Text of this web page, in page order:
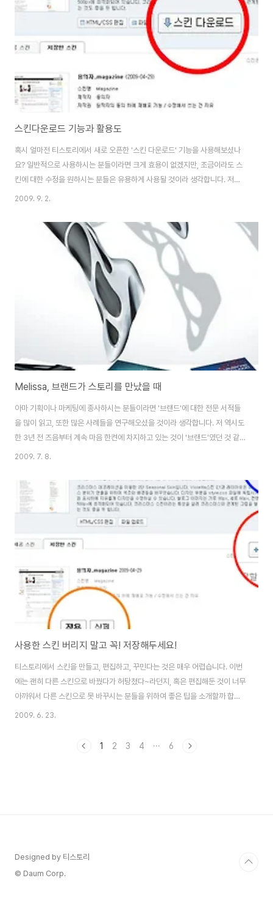
인 변화를 시작으로 앞으로 위치를 중심으로 한 다양한 활용도나 확장성을 고
스킨다운로드 기능과 활용도
혹시 얼마전 티스토리에서 새로 오픈한 '스킨 다운로드' 기능을 사용해보셨나
요? 일반적으로 사용하시는 분들이라면 크게 효용이 없겠지만, 조금이라도 스
킨에 대한 수정을 원하시는 분들은 유용하게 사용될 것이라 생각합니다. 저같
이 기본적인 수정만 하는 사람도 훨씬 편하니까요. 예를 들면 제작된 스킨이 다
간단하게 이미지를 교체하는 작업을 한 다던지, 혹은 오프라인으로 잘 구비되
어있는 전문적인 프로그램을 통하여 스킨 마크업을 고치고 싶다던지 하는 분들
에게는 조금 더 길이 열렸다고 볼 수 있죠~! =) 1. 스킨다운로드를 해보세요! 현
재 본인의 관리자 화면으로 접속하여 '스킨 선택' 메뉴를 선택합니다. 그러면 현
재 사용중인 스킨 또는 저장한 ..
2009. 9. 2.
Melissa, 브랜드가 스토리를 만났을 때
아마 기획이나 마케팅에 종사하시는 분들이라면 '브랜드'에 대한 전문 서적들
을 많이 읽고, 또한 많은 사례들을 연구해오셨을 것이라 생각합니다. 저 역시도
한 3년 전 즈음부터 계속 마음 한켠에 차지하고 있는 것이 '브랜드'였던 것 같습
니다. 한참 인기가 있었던 'Lovemark'라는 책은, 수 많은 제품과 브랜드 로고
품과 브랜드가 다르다고 했습니다. 아무리 구석에 작게 박혀있어도 내가 좋아
하는 브랜드라면, 그것만 봐도 가슴이 콩닥콩닥 뛰고 손에 넣고 싶다라는 생각
이 든다면 그건 아무리 작더라도 사람들에게는 눈에 띄일 수 밖에 없죠. 그렇게
로고만 보아도 '가슴 설렘'이 저절로 생기는 것은 결코 아닐 것이라 생각합니다.
그동안 그러한..
2009. 7. 8.
사용한 스킨 버리지 말고 꼭! 저장해두세요!
티스토리에서 스킨을 만들고, 편집하고, 꾸민다는 것은 매우 어렵습니다. 이번
에는 괜히 다른 스킨으로 바꿨다가 허탕쳤다~라던지, 혹은 편집해둔 것이 너무
아까워서 다른 스킨으로 못 바꾸시는 분들을 위하여 좋은 팁을 소개할까 합니
다. (하지만 이런 저런 것들을 해 볼 수 있고, 제 마음대로 색상이나 스타일을 변
2009. 6. 23.
1 2 3 4 ··· 6
Designed by 티스토리
© Daum Corp.